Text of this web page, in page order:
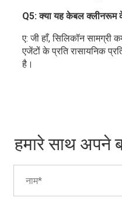
Q5: क्या यह केबल
ए: जी हाँ, सिलिकॉन सामग्री
एजेंटों के प्रति रासायनिक
है।
हमारे साथ अपने